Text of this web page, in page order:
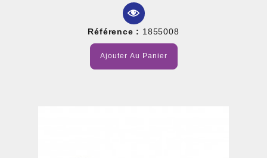
Référence : 1855008
Ajouter Au Panier